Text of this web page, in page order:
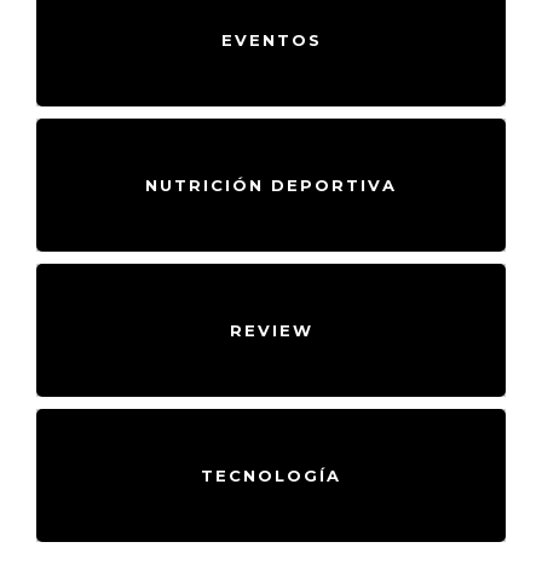
EVENTOS
NUTRICIÓN DEPORTIVA
REVIEW
TECNOLOGÍA